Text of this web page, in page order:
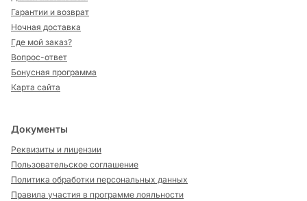
Гарантии и возврат
Ночная доставка
Где мой заказ?
Вопрос-ответ
Бонусная программа
Карта сайта
Документы
Реквизиты и лицензии
Пользовательское соглашение
Политика обработки персональных данных
Правила участия в программе лояльности